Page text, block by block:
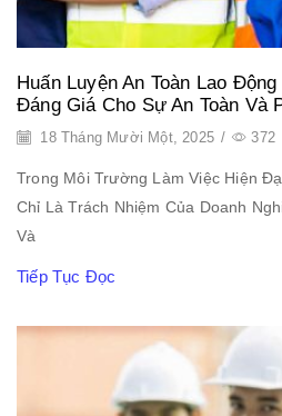
Huấn Luyện An Toàn Lao
Đáng Giá Cho Sự An Toàn Và
18 Tháng Mười Một, 2025 / 372
Trong Môi Trường Làm Việc Hiện
Chỉ Là Trách Nhiệm Của Doanh
Và
Tiếp Tục Đọc